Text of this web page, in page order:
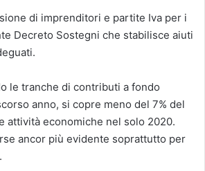
di imprenditori e partite Iva per i
Decreto Sostegni che stabilisce aiuti
le tranche di contributi a fondo
anno, si copre meno del 7% del
attività economiche nel solo 2020.
ancor più evidente soprattutto per